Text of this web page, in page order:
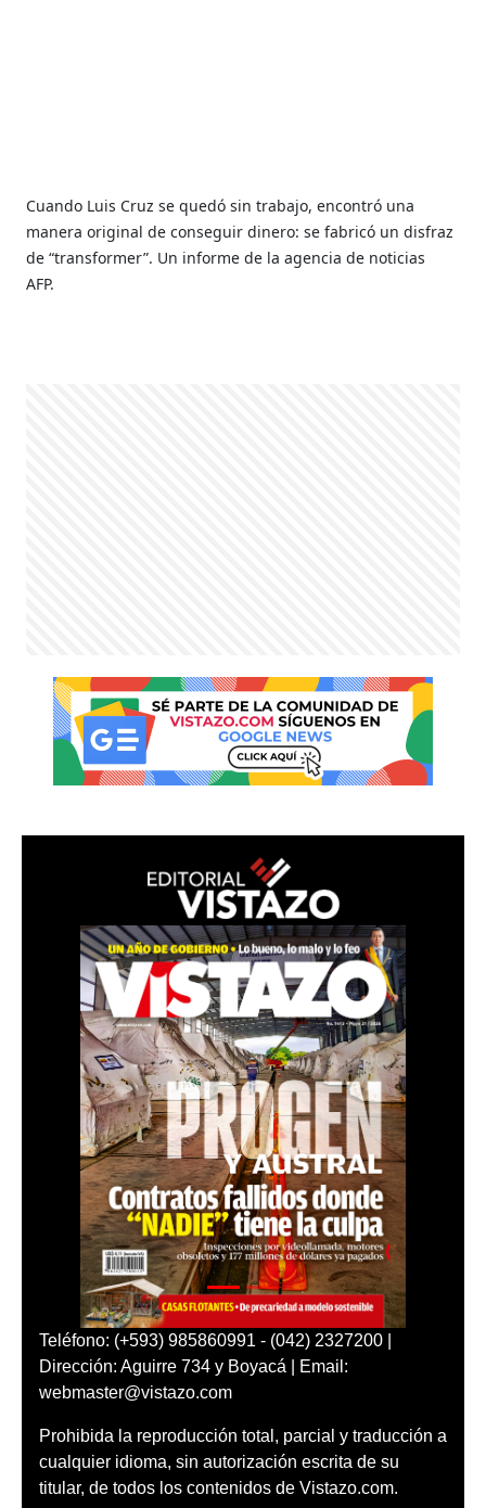
Cuando Luis Cruz se quedó sin trabajo, encontró una
manera original de conseguir dinero: se fabricó un disfraz
de “transformer”. Un informe de la agencia de noticias
AFP.
Teléfono: (+593) 985860991 - (042) 2327200 |
Dirección: Aguirre 734 y Boyacá | Email:
webmaster@vistazo.com
Prohibida la reproducción total, parcial y traducción a
cualquier idioma, sin autorización escrita de su
titular, de todos los contenidos de Vistazo.com.